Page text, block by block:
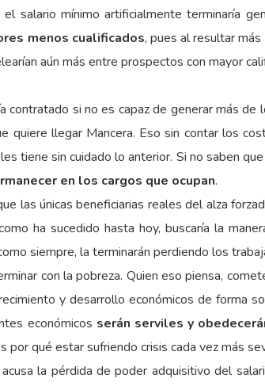
el salario mínimo artificialmente terminaría
menos cualificados, pues al resultar
aún más entre prospectos con mayor
contratado si no es capaz de generar más
quiere llegar Mancera. Eso sin contar los
tiene sin cuidado lo anterior. Si no saben
en los cargos que ocupan.
las únicas beneficiarias reales del alza
ha sucedido hasta hoy, buscaría la
siempre, la terminarán perdiendo los
con la pobreza. Quien eso piensa,
y desarrollo económicos de forma
económicos serán serviles y
por qué estar sufriendo crisis cada vez más
la pérdida de poder adquisitivo del